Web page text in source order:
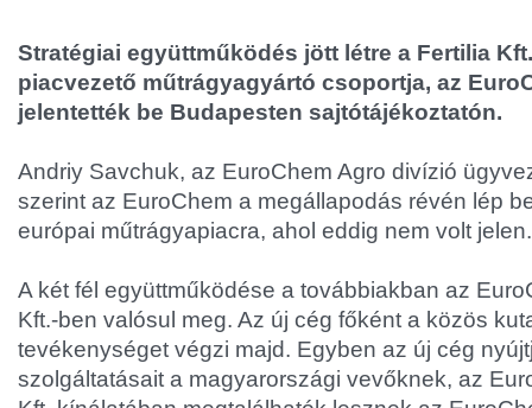
Stratégiai együttműködés jött létre a Fertilia
piacvezető műtrágyagyártó csoportja, az
jelentették be Budapesten sajtótájékoztatón.
Andriy Savchuk, az EuroChem Agro divízió
szerint az EuroChem a megállapodás révén lép
európai műtrágyapiacra, ahol eddig nem volt jelen.
A két fél együttműködése a továbbiakban az
Kft.-ben valósul meg. Az új cég főként a közös
tevékenységet végzi majd. Egyben az új cég
szolgáltatásait a magyarországi vevőknek, az